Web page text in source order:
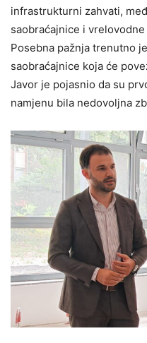
infrastrukturni zahvati,
saobraćajnice i
Posebna pažnja trenutno
saobraćajnice koja će
Javor je pojasnio da su
namjenu bila nedovoljna